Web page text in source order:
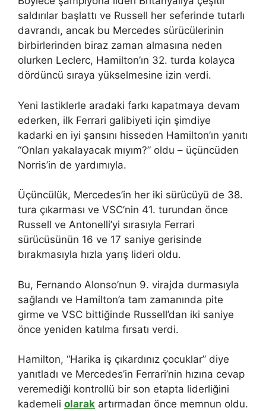
saldırılar başlattı ve Russell her seferinde tutarlı
davrandı, ancak bu Mercedes sürücülerinin
birbirlerinden biraz zaman almasına neden
olurken Leclerc, Hamilton’ın 32. turda kolayca
dördüncü sıraya yükselmesine izin verdi.
Yeni lastiklerle aradaki farkı kapatmaya devam
ederken, ilk Ferrari galibiyeti için şimdiye
kadarki en iyi şansını hisseden Hamilton’ın yanıtı
“Onları yakalayacak mıyım?” oldu – üçüncüden
Norris’in de yardımıyla.
Üçüncülük, Mercedes’in her iki sürücüyü de 38.
tura çıkarması ve VSC’nin 41. turundan önce
Russell ve Antonelli’yi sırasıyla Ferrari
sürücüsünün 16 ve 17 saniye gerisinde
bırakmasıyla hızla yarış lideri oldu.
Bu, Fernando Alonso’nun 9. virajda durmasıyla
sağlandı ve Hamilton’a tam zamanında pite
girme ve VSC bittiğinde Russell’dan iki saniye
önce yeniden katılma fırsatı verdi.
Hamilton, “Harika iş çıkardınız çocuklar” diye
yanıtladı ve Mercedes’in Ferrari’nin hızına cevap
veremediği kontrollü bir son etapta liderliğini
kademeli olarak artırmadan önce memnun oldu.